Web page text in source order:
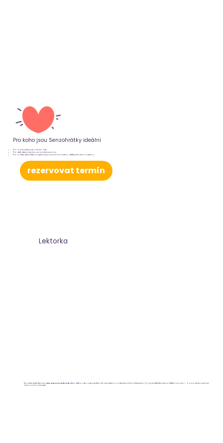
Pro koho jsou Senzohrátky ideální
Pro malé zvědavce od 1 do 7 let.
Pro děti, které rády zkoumají věci rukama
Pro rodiče, kteří chtějí rozvíjet smyslové vnímání svého dítěte přirozenou cestou.
rezervovat termín
Lektorka
Kroužek vede lektorkaPetra Novosadová,která děti podporuje s trpělivostí, úsměvem a individuálním přístupem. Ví, jak je důležité nechat dětem prostor – a zároveň jim jemně
ukazovat nové cesty.